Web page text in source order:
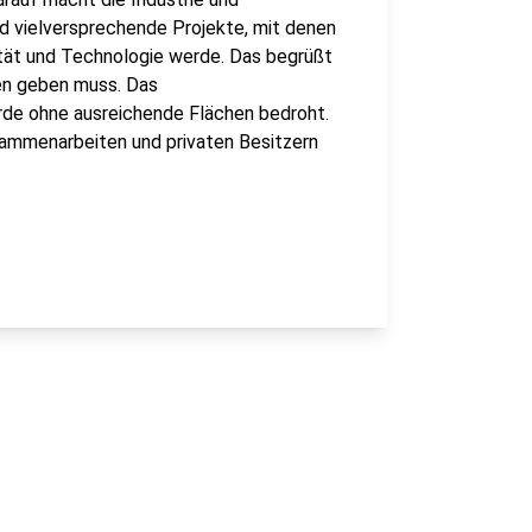
vielversprechende Projekte, mit denen
und Technologie werde. Das begrüßt
geben muss. Das
ohne ausreichende Flächen bedroht.
und privaten Besitzern